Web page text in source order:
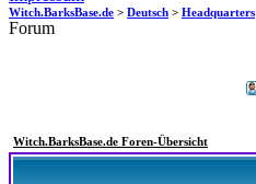
Witch.BarksBase.de > Deutsch > Headquarters
Forum
Witch.BarksBase.de Foren-Übersicht